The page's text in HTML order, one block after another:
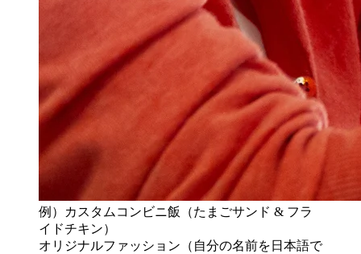
例）カスタムコンビニ飯（たまごサンド & フラ
イドチキン）
オリジナルファッション（自分の名前を日本語で